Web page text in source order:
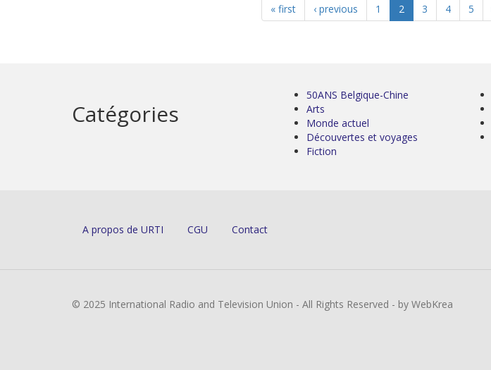
« first ‹ previous 1 2 3 4 5
Catégories
50ANS Belgique-Chine
Arts
Monde actuel
Découvertes et voyages
Fiction
A propos de URTI CGU Contact
© 2025 International Radio and Television Union - All Rights Reserved - by WebKrea